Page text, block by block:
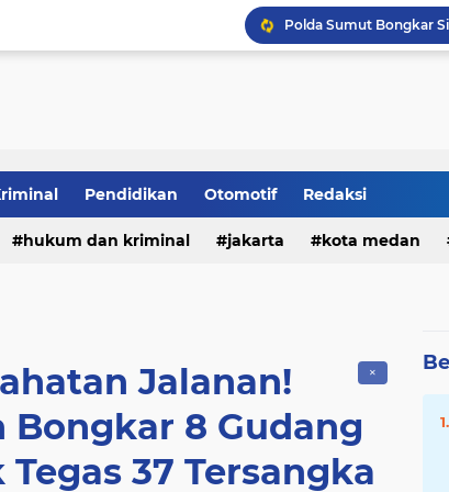
Pendidikan Otomotif Redaksi
hukum dan kriminal jakarta kota medan
✕
Jalanan!
Bongkar 8 Gudang
37 Tersangka